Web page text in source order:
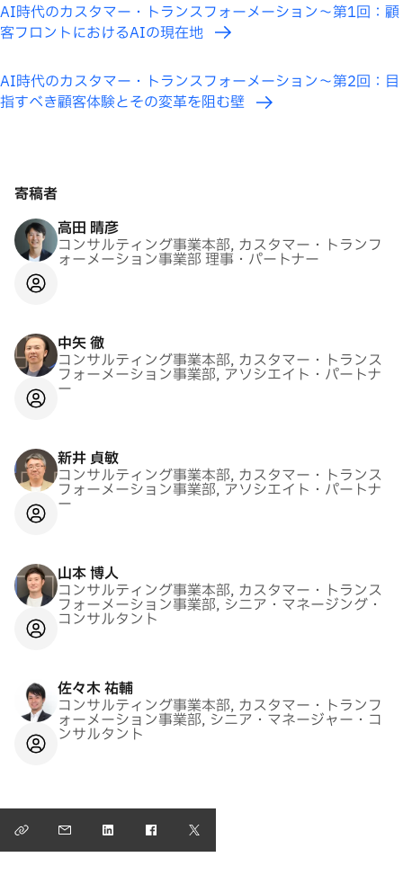
AI時代のカスタマー・トランスフォーメーション〜第1回：顧
客フロントにおけるAIの現在地
AI時代のカスタマー・トランスフォーメーション〜第2回：目
指すべき顧客体験とその変革を阻む壁
寄稿者
高田 晴彦
コンサルティング事業本部, カスタマー・トランフ
ォーメーション事業部 理事・パートナー
中矢 徹
コンサルティング事業本部, カスタマー・トランス
フォーメーション事業部, アソシエイト・パートナ
ー
新井 貞敏
コンサルティング事業本部, カスタマー・トランス
フォーメーション事業部, アソシエイト・パートナ
ー
山本 博人
コンサルティング事業本部, カスタマー・トランス
フォーメーション事業部, シニア・マネージング・
コンサルタント
佐々木 祐輔
コンサルティング事業本部, カスタマー・トランフ
ォーメーション事業部, シニア・マネージャー・コ
ンサルタント